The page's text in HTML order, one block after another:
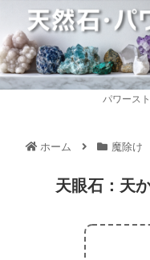
パワース
ホーム 魔除け
天眼石：天